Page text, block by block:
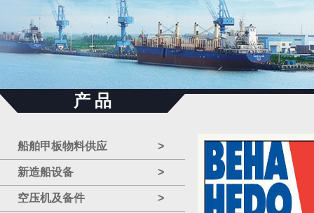
产 品
船舶甲板物料供应 >
新造船设备 >
空压机及备件 >